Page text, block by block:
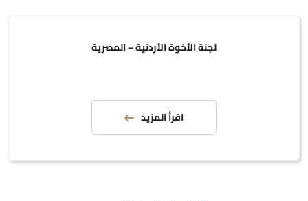
لجنة الأخوة الأردنية – المصرية
اقرأ المزيد